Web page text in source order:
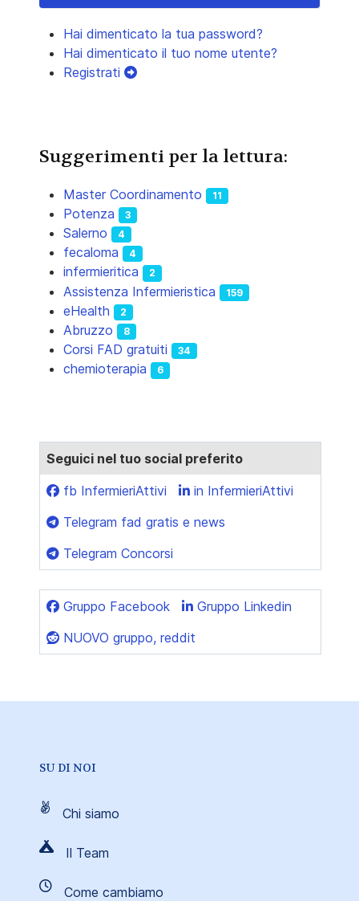
Hai dimenticato la tua password?
Hai dimenticato il tuo nome utente?
Registrati
Suggerimenti per la lettura:
Master Coordinamento 11
Potenza 3
Salerno 4
fecaloma 4
infermieritica 2
Assistenza Infermieristica 159
eHealth 2
Abruzzo 8
Corsi FAD gratuiti 34
chemioterapia 6
Seguici nel tuo social preferito
fb InfermieriAttivi
in InfermieriAttivi
Telegram fad gratis e news
Telegram Concorsi
Gruppo Facebook
Gruppo Linkedin
NUOVO gruppo, reddit
SU DI NOI
Chi siamo
Il Team
Come cambiamo